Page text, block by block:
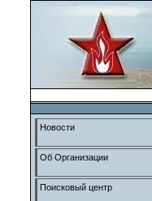
Новости
Об Организации
Поисковый центр